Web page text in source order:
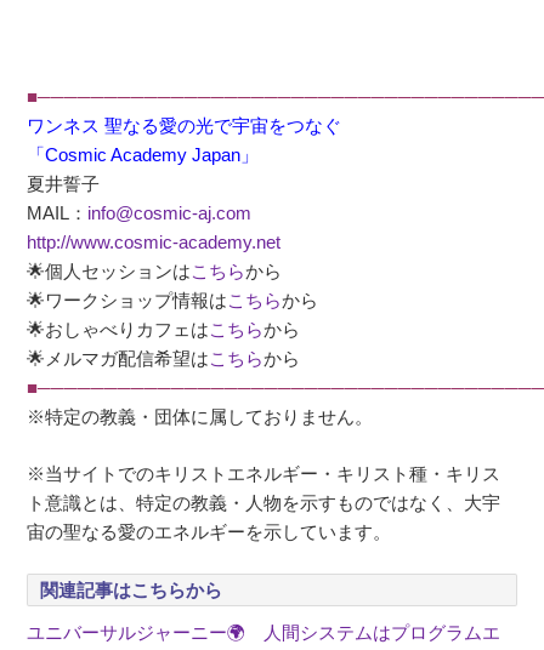
ワンネス 聖なる愛の光で宇宙をつなぐ
「Cosmic Academy Japan」
夏井誓子
MAIL： info@cosmic-aj.com
http://www.cosmic-academy.net
🌟個人セッションはこちらから
🌟ワークショップ情報はこちらから
🌟おしゃべりカフェはこちらから
🌟メルマガ配信希望はこちらから
※特定の教義・団体に属しておりません。
※当サイトでのキリストエネルギー・キリスト種・キリス
ト意識とは、特定の教義・人物を示すものではなく、大宇
宙の聖なる愛のエネルギーを示しています。
関連記事はこちらから
ユニバーサルジャーニー🌍 人間システムはプログラムエ